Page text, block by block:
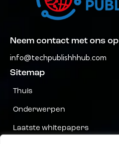
Neem contact met ons op
info@techpublishhhub.com
Sitemap
Thuis
Onderwerpen
Laatste whitepapers